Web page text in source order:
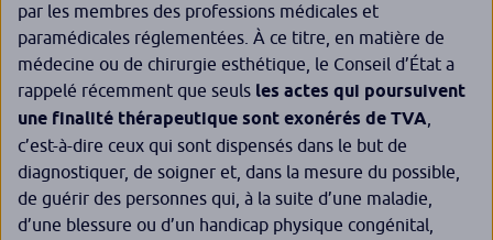
par les membres des professions médicales et
paramédicales réglementées. À ce titre, en matière de
médecine ou de chirurgie esthétique, le Conseil d’État a
rappelé récemment que seuls les actes qui poursuivent
une finalité thérapeutique sont exonérés de TVA
c’est-à-dire ceux qui sont dispensés dans le but de
diagnostiquer, de soigner et, dans la mesure du possible,
de guérir des personnes qui, à la suite d’une maladie,
d’une blessure ou d’un handicap physique congénital,